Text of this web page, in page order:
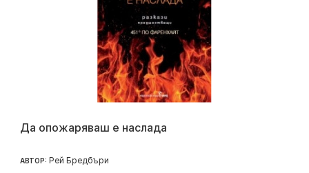
Да опожаряваш е наслада
АВТОР: Рей Бредбъри